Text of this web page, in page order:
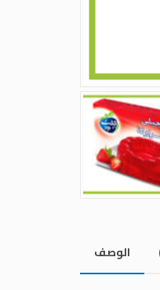
الوصف